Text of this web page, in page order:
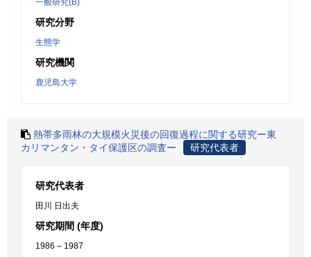
一般研究(B)
研究分野
生態学
研究機関
鹿児島大学
熱帯多雨林の大規模火災後の回復過程に関する研究ー東
カリマンタン・タイ保護区の調査ー
研究代表者
研究代表者
田川 日出夫
研究期間 (年度)
1986 – 1987